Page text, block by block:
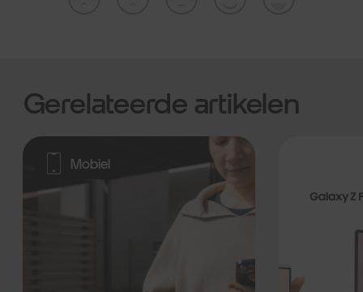
Gerelateerde artikelen
Mobiel